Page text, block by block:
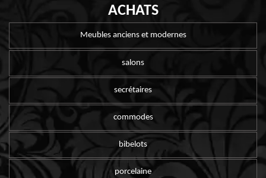
ACHATS
Meubles anciens et modernes
salons
secrétaires
commodes
bibelots
porcelaine